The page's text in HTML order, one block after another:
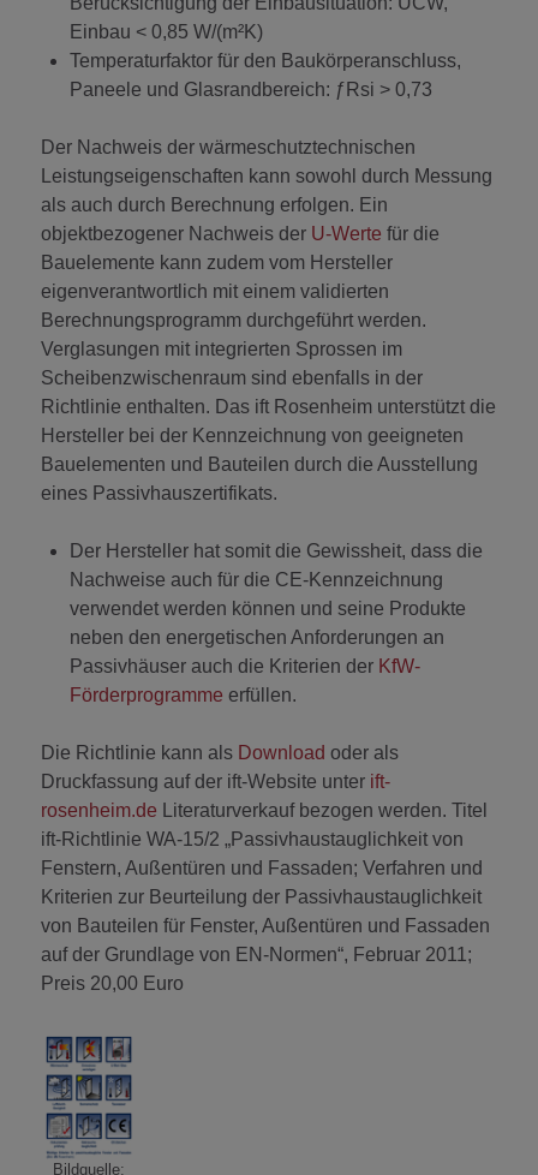
Einbau < 0,85 W/(m²K)
Temperaturfaktor für den Baukörperanschluss,
Paneele und Glasrandbereich: ƒRsi > 0,73
Der Nachweis der wärmeschutztechnischen
Leistungseigenschaften kann sowohl durch Messung
als auch durch Berechnung erfolgen. Ein
objektbezogener Nachweis der U-Werte für die
Bauelemente kann zudem vom Hersteller
eigenverantwortlich mit einem validierten
Berechnungsprogramm durchgeführt werden.
Verglasungen mit integrierten Sprossen im
Scheibenzwischenraum sind ebenfalls in der
Richtlinie enthalten. Das ift Rosenheim unterstützt die
Hersteller bei der Kennzeichnung von geeigneten
Bauelementen und Bauteilen durch die Ausstellung
eines Passivhauszertifikats.
Der Hersteller hat somit die Gewissheit, dass die
Nachweise auch für die CE-Kennzeichnung
verwendet werden können und seine Produkte
neben den energetischen Anforderungen an
Passivhäuser auch die Kriterien der KfW-
Förderprogramme erfüllen.
Die Richtlinie kann als Download oder als
Druckfassung auf der ift-Website unter ift-
rosenheim.de
Literaturverkauf bezogen werden. Titel
ift-Richtlinie WA-15/2 „Passivhaustauglichkeit von
Fenstern, Außentüren und Fassaden; Verfahren und
Kriterien zur Beurteilung der Passivhaustauglichkeit
von Bauteilen für Fenster, Außentüren und Fassaden
auf der Grundlage von EN-Normen“, Februar 2011;
Preis 20,00 Euro
Bildquelle: